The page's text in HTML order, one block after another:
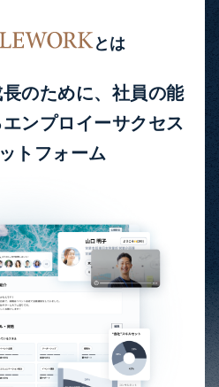
とは
のために、 社員の能
エンプロイーサクセス
トフォーム